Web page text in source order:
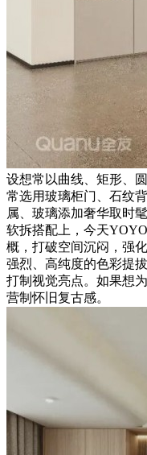
设想常以曲线、矩形、
常选用玻璃柜门、石纹
属、玻璃添加奢华取时
软拆搭配上，今天
概，打破空间沉闷，强
强烈、高纯度的色彩提
打制视觉亮点。如果想
营制怀旧复古感。